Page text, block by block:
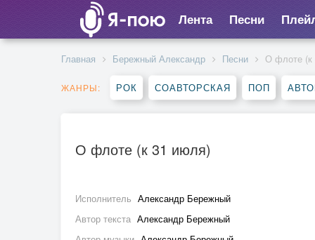
Лента Песни
Главная Бережный Александр Песни О флоте (к
ЖАНРЫ: РОК СОАВТОРСКАЯ ПОП
О флоте (к 31 июля)
Исполнитель Александр Бережный
Автор текста Александр Бережный